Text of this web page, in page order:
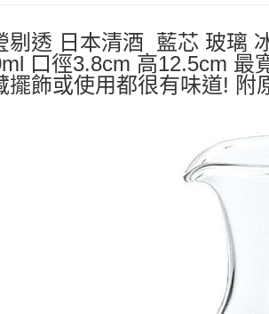
剔透 日本清酒 藍芯 玻璃
口徑3.8cm 高12.5cm 最
擺飾或使用都很有味道! 附